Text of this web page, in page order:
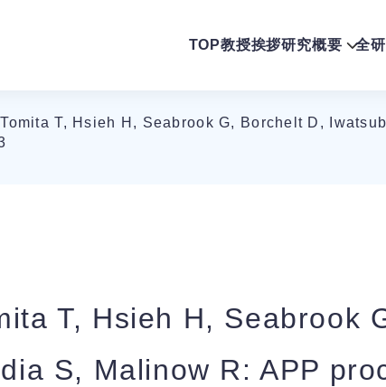
TOP教授挨拶研究概要 全
T, Hsieh H, Seabrook G, Borchelt D,
T, Hsieh H, Seabrook
S, Malinow R: APP